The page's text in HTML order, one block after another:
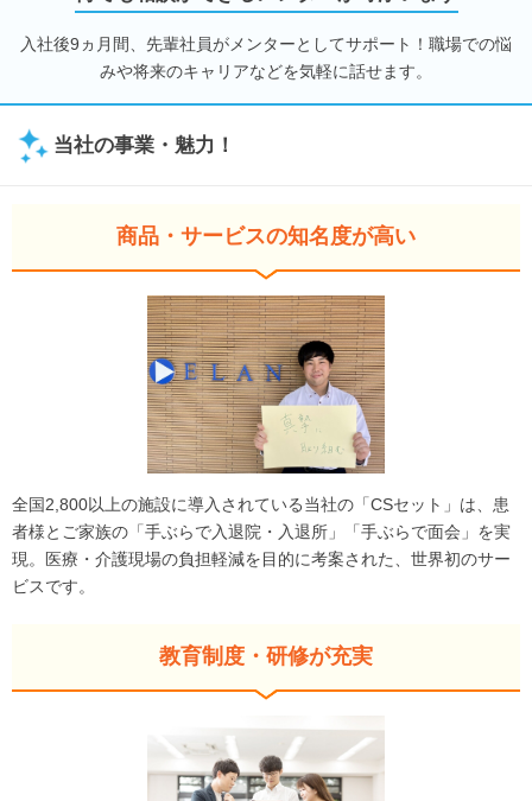
入社後9ヵ月間、先輩社員がメンターとしてサポート！職場での悩
みや将来のキャリアなどを気軽に話せます。
当社の事業・魅力！
商品・サービスの知名度が高い
全国2,800以上の施設に導入されている当社の「CSセット」は、患
者様とご家族の「手ぶらで入退院・入退所」「手ぶらで面会」を実
現。医療・介護現場の負担軽減を目的に考案された、世界初のサー
ビスです。
教育制度・研修が充実